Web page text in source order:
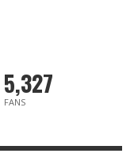
5,327
FANS